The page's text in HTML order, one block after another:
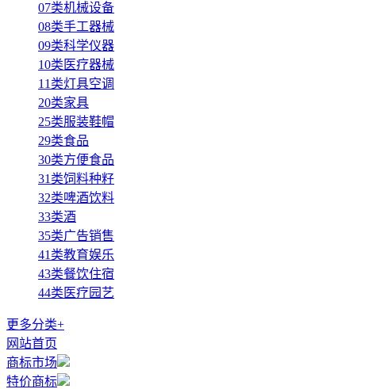
07类机械设备
08类手工器械
09类科学仪器
10类医疗器械
11类灯具空调
20类家具
25类服装鞋帽
29类食品
30类方便食品
31类饲料种籽
32类啤酒饮料
33类酒
35类广告销售
41类教育娱乐
43类餐饮住宿
44类医疗园艺
更多分类+
网站首页
商标市场
特价商标